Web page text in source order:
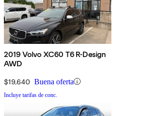
2019 Volvo XC60 T6 R-Design
AWD
$19,640 Buena oferta
Incluye tarifas de conc.